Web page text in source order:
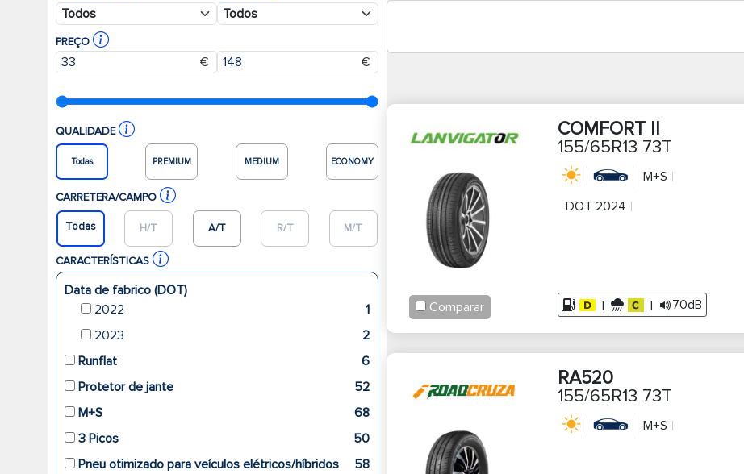
PREÇO
€ €
QUALIDADE
Todas PREMIUM MEDIUM ECONOMY
CARRETERA/CAMPO
Todas H/T A/T R/T M/T
CARACTERÍSTICAS
Data de fabrico (DOT)
2022
1
2023
2
Runflat
6
Protetor de jante
52
M+S
68
3 Picos
50
Pneu otimizado para veículos elétricos/híbridos
58
Comparar
COMFORT II
155/65R13 73T
M+S
DOT 2024
| | 70dB
RA520
155/65R13 73T
M+S